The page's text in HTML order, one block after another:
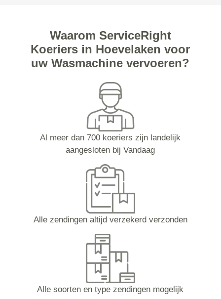
Waarom ServiceRight
Koeriers in Hoevelaken voor
uw Wasmachine vervoeren?
Al meer dan 700 koeriers zijn landelijk
aangesloten bij Vandaag
Alle zendingen altijd verzekerd verzonden
Alle soorten en type zendingen mogelijk